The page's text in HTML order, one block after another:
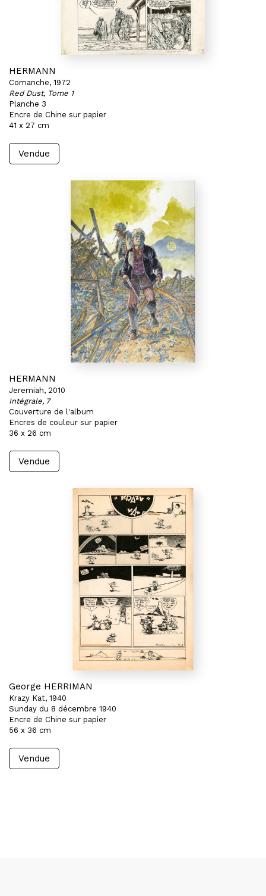
HERMANN
Comanche, 1972
Red Dust, Tome 1
Planche 3
Encre de Chine sur papier
41 x 27 cm
Vendue
HERMANN
Jeremiah, 2010
Intégrale, 7
Couverture de l'album
Encres de couleur sur papier
36 x 26 cm
Vendue
George HERRIMAN
Krazy Kat, 1940
Sunday du 8 décembre 1940
Encre de Chine sur papier
56 x 36 cm
Vendue